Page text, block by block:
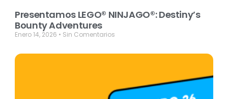
Presentamos LEGO® NINJAGO®: Destiny’s
Bounty Adventures
Enero 14, 2026 Sin Comentarios